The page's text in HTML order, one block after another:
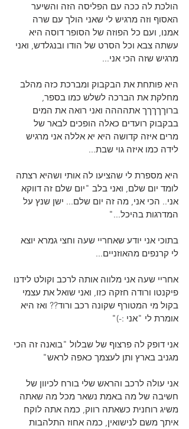
הולכת לה ככה עם הפליסה הזה והשיער
האסוף וזה מרגיש לי שאני הולך עם שרה
אמנו, ועם כל הפוזה של הסופר דוסה היא
עשתה צבא וכל הסרט של הודו ובנגלדש, ואני
מרגיש שזה הכי אני...
היא פותחת את הבקבוק ומברכת כזה מהלב
מחלקת את הברכה לשלש כמו בספר,
ברוךךךךך אתהההה ואני רואה את המים
בבקבוק רועדים כאלה הופכים לבאר של
מרים איזה קדושה היא יא אללה אני מרגיש
לידה כמו איזה גוי שבת...
היא מספרת לי שהציעו לה אותי ושהיא רצתה
לומד יום שלם, ואני בלב "יום שלם זה דווקא
אני.. הכי אני, מה זה יום שלם... ישן שנץ על
המדרגות בהיכל..."
בתוכי אני יודע שאחריי שעה וחצי גמרא יוצא
לי קרנפים מהאוזניים...
אחריי שעה אני מלווה אותה לרכב וקולט לידנו
פיקנטו ורודה חזקה כזו, ואני שואל את עצמי
בקול מי המטורף שקונה רכב ורוד?? ואז היא
אומרת לי "אני :-)"
אני דופק לה פרצוף של שבלול "בואנה זה הכי
מגניב בארץ ותן לעצמך כאפה לראש"
אני עולה לרכב והראש שלי בורח לכיוון של
חשיבה של מה באמת נשאר מכל מה שאתה
משיג רוחנית כשאתה רווק, כמה אתה לוקח
איתך משם לנישואין, כמה אחוז התלהבות